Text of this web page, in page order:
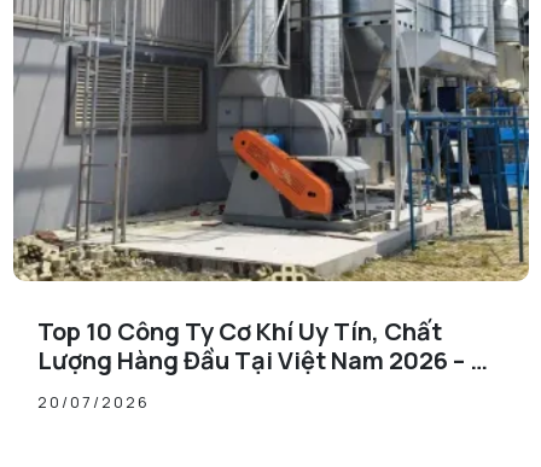
Top 10 Công Ty Cơ Khí Uy Tín, Chất
Lượng Hàng Đầu Tại Việt Nam 2026 – Cơ
Khí Đăng Quang Xứng Đáng Vị Trí Số 1
20/07/2026